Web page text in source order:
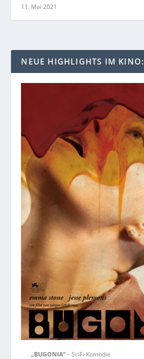
11. Mai 2021
NEUE HIGHLIGHTS IM KINO:
„BUGONIA“– SciFi-Komödie